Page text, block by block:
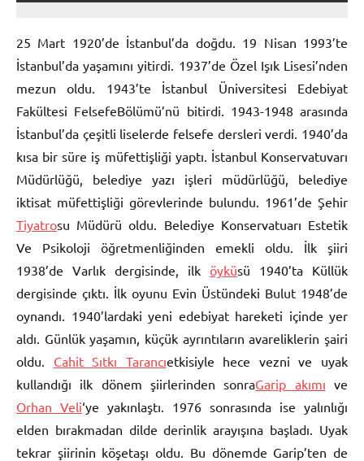
Ocak
2013
25 Mart 1920’de İstanbul’da doğdu. 19 Nisan 1993’te
İstanbul’da yaşamını yitirdi. 1937’de Özel Işık Lisesi’nden
mezun oldu. 1943’te İstanbul Üniversitesi Edebiyat
Fakültesi FelsefeBölümü’nü bitirdi. 1943-1948 arasında
İstanbul’da çeşitli liselerde felsefe dersleri verdi. 1940’da
kısa bir süre iş müfettişliği yaptı. İstanbul Konservatuvarı
Müdürlüğü, belediye yazı işleri müdürlüğü, belediye
iktisat müfettişliği görevlerinde bulundu. 1961’de Şehir
Tiyatrosu Müdürü oldu. Belediye Konservatuarı Estetik
Ve Psikoloji öğretmenliğinden emekli oldu. İlk şiiri
1938’de Varlık dergisinde, ilk öyküsü 1940’ta Küllük
dergisinde çıktı. İlk oyunu Evin Üstündeki Bulut 1948’de
oynandı. 1940’lardaki yeni edebiyat hareketi içinde yer
aldı. Günlük yaşamın, küçük ayrıntıların avareliklerin şairi
oldu. Cahit Sıtkı Tarancıetkisiyle hece vezni ve uyak
kullandığı ilk dönem şiirlerinden sonraGarip akımı ve
Orhan Veli‘ye yakınlaştı. 1976 sonrasında ise yalınlığı
elden bırakmadan dilde derinlik arayışına başladı. Uyak
tekrar şiirinin köşetaşı oldu. Bu dönemde Garip’ten de